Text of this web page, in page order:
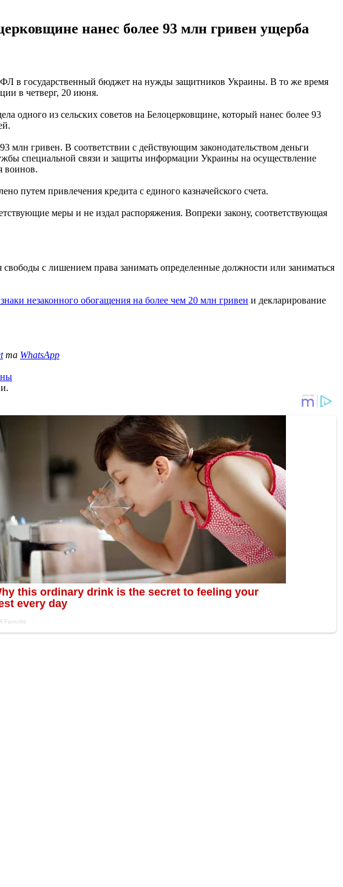
нанес более 93 млн гривен ущерба
в государственный бюджет на нужды защитников Украины. В то же время
в четверг, 20 июня.
одного из сельских советов на Белоцерковщине, который нанес более 93
млн гривен. В соответствии с действующим законодательством деньги
специальной связи и защиты информации Украины на осуществление
воинов.
путем привлечения кредита с единого казначейского счета.
меры и не издал распоряжения. Вопреки закону, соответствующая
с лишением права занимать определенные должности или заниматься
незаконного обогащения на более чем 20 млн гривен и декларирование
та WhatsApp